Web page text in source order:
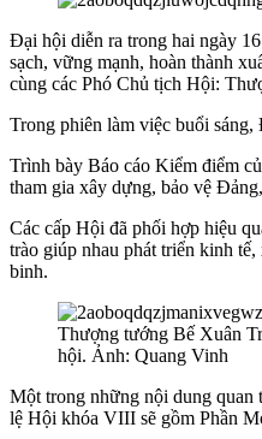
Đại hội diễn ra trong hai ngày
sạch, vững mạnh, hoàn thành
cùng các Phó Chủ tịch Hội:
Trong phiên làm việc buổi
Trình bày Báo cáo Kiểm điểm
tham gia xây dựng, bảo vệ
Các cấp Hội đã phối hợp hiệu
trào giúp nhau phát triển kinh
binh.
Thượng tướng Bế Xuân
hội. Ảnh: Quang Vinh
Một trong những nội dung
lệ Hội khóa VIII sẽ gồm Phần